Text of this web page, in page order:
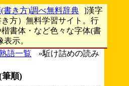
書き方)調べ無料辞典 ]漢字
方）無料学習サイト。行
書体・など色々な字体(書
示。
語一覧
»駈け詰めの読み
順)